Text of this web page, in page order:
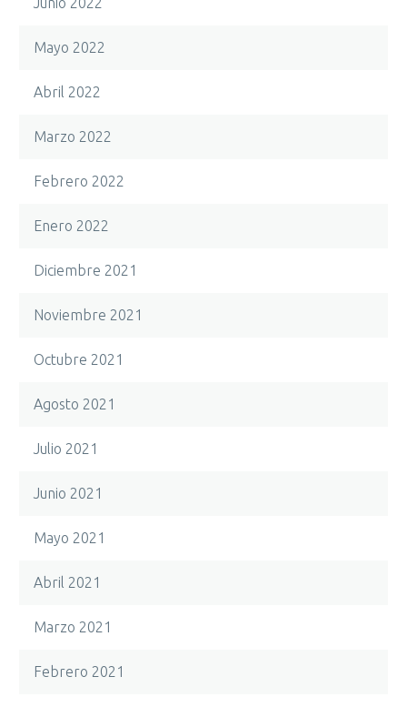
Mayo 2022
Abril 2022
Marzo 2022
Febrero 2022
Enero 2022
Diciembre 2021
Noviembre 2021
Octubre 2021
Agosto 2021
Julio 2021
Junio 2021
Mayo 2021
Abril 2021
Marzo 2021
Febrero 2021